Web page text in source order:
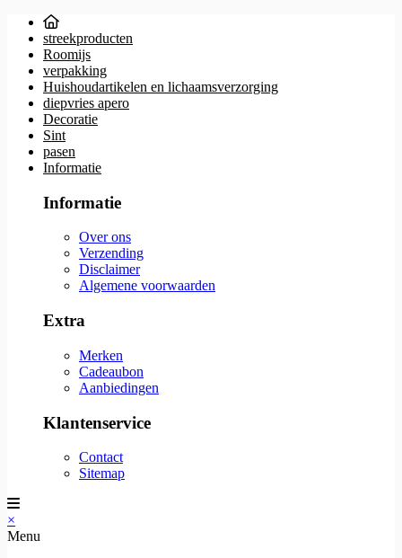
streekproducten
Roomijs
verpakking
Huishoudartikelen en lichaamsverzorging
diepvries apero
Decoratie
Sint
pasen
Informatie
Informatie
Over ons
Verzending
Disclaimer
Algemene voorwaarden
Extra
Merken
Cadeaubon
Aanbiedingen
Klantenservice
Contact
Sitemap
×
Menu